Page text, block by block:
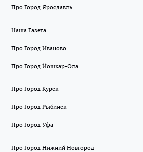
Про Город Ярославль
Наша Газета
Про Город Иваново
Про Город Йошкар-Ола
Про Город Курск
Про Город Рыбинск
Про Город Уфа
Про Город Нижний Новгород